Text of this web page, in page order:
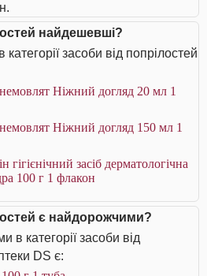
найдешевші?
засоби від попрілостей
Ніжний догляд 20 мл 1
Ніжний догляд 150 мл 1
засіб дерматологічна
100 г 1 флакон
є найдорожчими?
категорії засоби від
DS є: